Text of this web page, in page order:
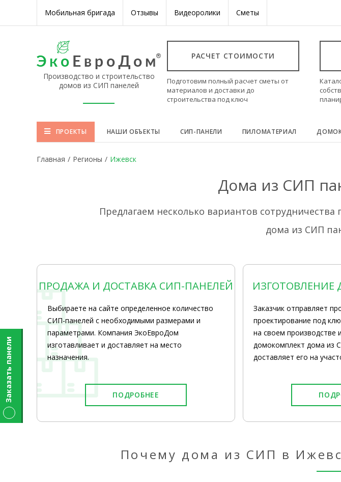
Мобильная бригада Отзывы Видеоролики Сметы
Производство и строительство
домов из СИП панелей
РАСЧЕТ СТОИМОСТИ
Подготовим полный расчет сметы от
материалов и доставки до
строительства под ключ
ПРОЕКТЫ НАШИ ОБЪЕКТЫ СИП-ПАНЕЛИ ПИЛОМАТЕРИАЛ
Главная / Регионы / Ижевск
Дома из СИП
Предлагаем несколько вариантов
дома из СИП
ПРОДАЖА И ДОСТАВКА СИП-ПАНЕЛЕЙ
Выбираете на сайте определенное количество
СИП-панелей с необходимыми размерами и
параметрами. Компания ЭкоЕвроДом
изготавливает и доставляет на место
назначения.
ПОДРОБНЕЕ
Заказчик отправляет
проектирование под
на своем производстве
домокомплект дома из
доставляет его на
Почему дома из СИП в
Заказать панели